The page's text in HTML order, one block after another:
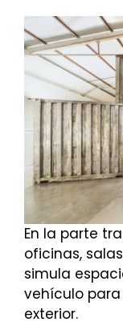
En la parte
oficinas,
simula
vehículo
exterior.